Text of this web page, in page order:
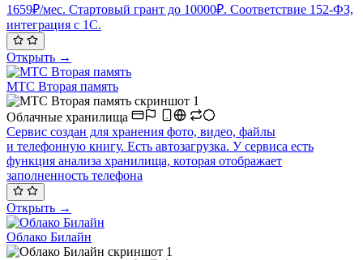
1659₽/мес. Стартовый грант до 10000₽. Соответствие 152-ФЗ,
интеграция с 1С.
Открыть →
МТС Вторая память
Облачные хранилища
Сервис создан для хранения фото, видео, файлы
и телефонную книгу. Есть автозагрузка. У сервиса есть
функция анализа хранилища, которая отображает
заполненность телефона
Открыть →
Облако Билайн